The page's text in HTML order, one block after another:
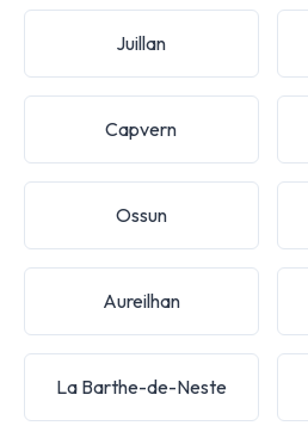
Juillan
Capvern
Ossun
Aureilhan
La Barthe-de-Neste